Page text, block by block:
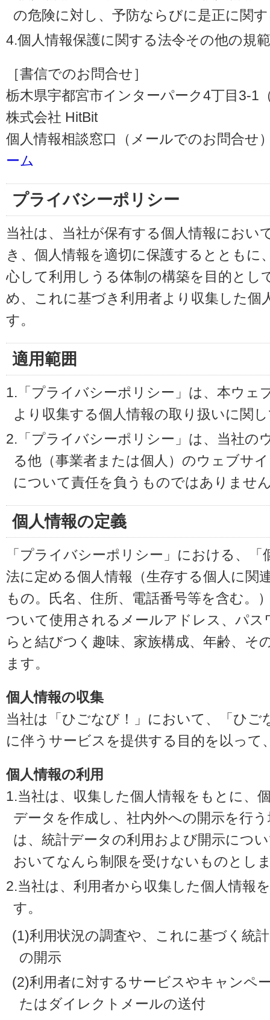
の危険に対し、予防ならびに是正に関
4.個人情報保護に関する法令その他の規
［書信でのお問合せ］
栃木県宇都宮市インターパーク4丁目3-1
株式会社 HitBit
個人情報相談窓口（メールでのお問合せ
ーム
プライバシーポリシー
当社は、当社が保有する個人情報におい
き、個人情報を適切に保護するとともに
心して利用しうる体制の構築を目的とし
め、これに基づき利用者より収集した個
す。
適用範囲
1.「プライバシーポリシー」は、本ウェ
より収集する個人情報の取り扱いに関
2.「プライバシーポリシー」は、当社の
る他（事業者または個人）のウェブサ
について責任を負うものではありませ
個人情報の定義
「プライバシーポリシー」における、
法に定める個人情報（生存する個人に関
もの。氏名、住所、電話番号等を含む。
ついて使用されるメールアドレス、パ
らと結びつく趣味、家族構成、年齢、そ
ます。
個人情報の収集
当社は「ひごなび！」において、「ひ
に伴うサービスを提供する目的を以って
個人情報の利用
1.当社は、収集した個人情報をもとに、
データを作成し、社内外への開示を行
は、統計データの利用および開示につ
おいてなんら制限を受けないものとし
2.当社は、利用者から収集した個人情報
す。
(1)利用状況の調査や、これに基づく統
の開示
(2)利用者に対するサービスやキャンペ
たはダイレクトメールの送付